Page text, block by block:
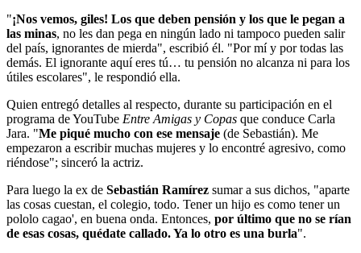
"¡Nos vemos, giles! Los que deben pensión y los que le pegan a
las minas, no les dan pega en ningún lado ni tampoco pueden salir
del país, ignorantes de mierda", escribió él. "Por mí y por todas las
demás. El ignorante aquí eres tú… tu pensión no alcanza ni para los
útiles escolares", le respondió ella.
Quien entregó detalles al respecto, durante su participación en el
programa de YouTube Entre Amigas y Copas que conduce Carla
Jara. "Me piqué mucho con ese mensaje (de Sebastián). Me
empezaron a escribir muchas mujeres y lo encontré agresivo, como
riéndose"; sinceró la actriz.
Para luego la ex de Sebastián Ramírez sumar a sus dichos, "aparte
las cosas cuestan, el colegio, todo. Tener un hijo es como tener un
pololo cagao', en buena onda. Entonces, por último que no se rían
de esas cosas, quédate callado. Ya lo otro es una burla".